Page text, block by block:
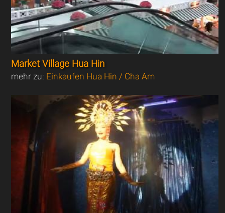
Market Village Hua Hin
mehr zu: Einkaufen Hua Hin / Cha Am